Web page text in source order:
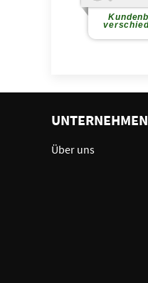
UNTERNEHMEN
Über uns